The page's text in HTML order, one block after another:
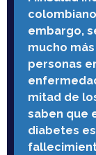
embargo,
mucho
personas
mitad de
saben que
diabetes